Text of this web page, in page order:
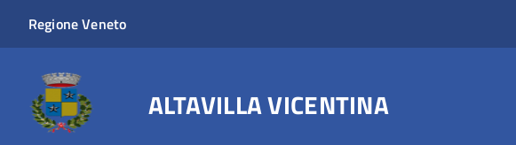
Regione Veneto
ALTAVILLA VICENTINA